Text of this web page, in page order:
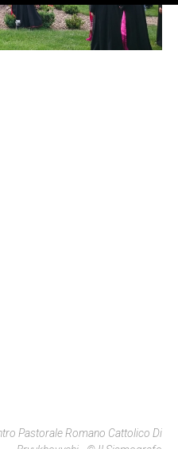
Pastorale Romano Cattolico Di